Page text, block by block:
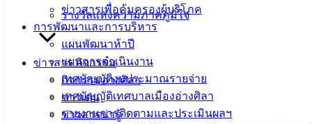
ข่าวสารเพื่อคุ้มครองผู้บริโภค
การพัฒนาและการบริหาร
แผนพัฒนาห้าปี
แผนการดำเนินงาน
เทศบัญญัติงบประมาณรายจ่าย
เทศบัญญัติเทศบาลเมืองอ่างศิลา
รายงานการติดตามและประเมินผลฯ
รางวัลแห่งความภาคภูมิใจ
ข่าวสาร กิจกรรม
กิจกรรมอ่างศิลา
ข่าวเด่น
ข่าวสารน่ารู้
ที่ตั้ง : สำนักงานเทศบาลเมืองอ่างศิลา 90/338 ม.3
ต.เสม็ด อ.เมือง จ.ชลบุรี 20000
ติดต่อ :038-142-100-104
บริการประชาชน